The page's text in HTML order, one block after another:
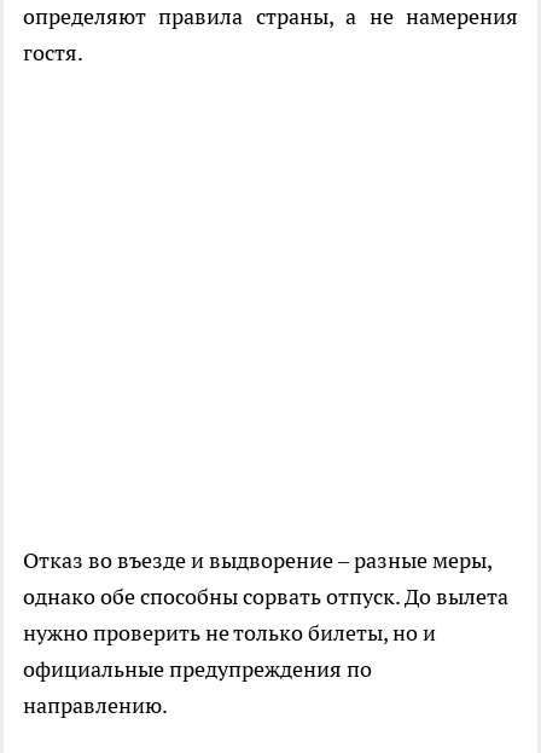
определяют правила страны, а не намерения
гостя.
Отказ во въезде и выдворение – разные меры,
однако обе способны сорвать отпуск. До вылета
нужно проверить не только билеты, но и
официальные предупреждения по
направлению.